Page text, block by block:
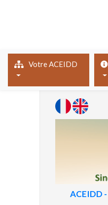
(current)
Votre ACEIDD
ACEIDD